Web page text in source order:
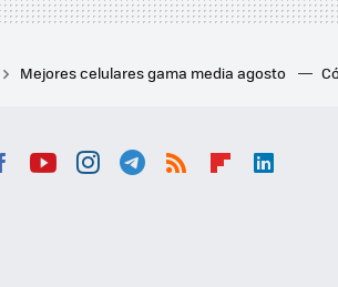
Mejores celulares gama media agosto